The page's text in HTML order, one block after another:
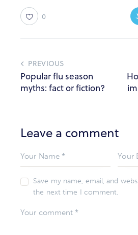
0
PREVIOUS
Popular flu season
myths: fact or fiction?
Leave a comment
Save my name, email, and
the next time I comment.